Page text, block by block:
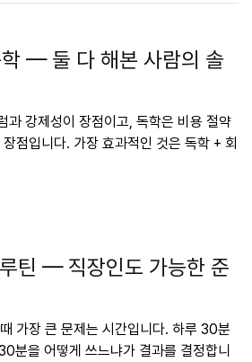
— 둘 다 해본 사람의 솔
과 강제성이 장점이고, 독학은 비용 절약
점입니다. 가장 효과적인 것은 독학 + 회
틴 — 직장인도 가능한 준
가장 큰 문제는 시간입니다. 하루 30분
분을 어떻게 쓰느냐가 결과를 결정합니